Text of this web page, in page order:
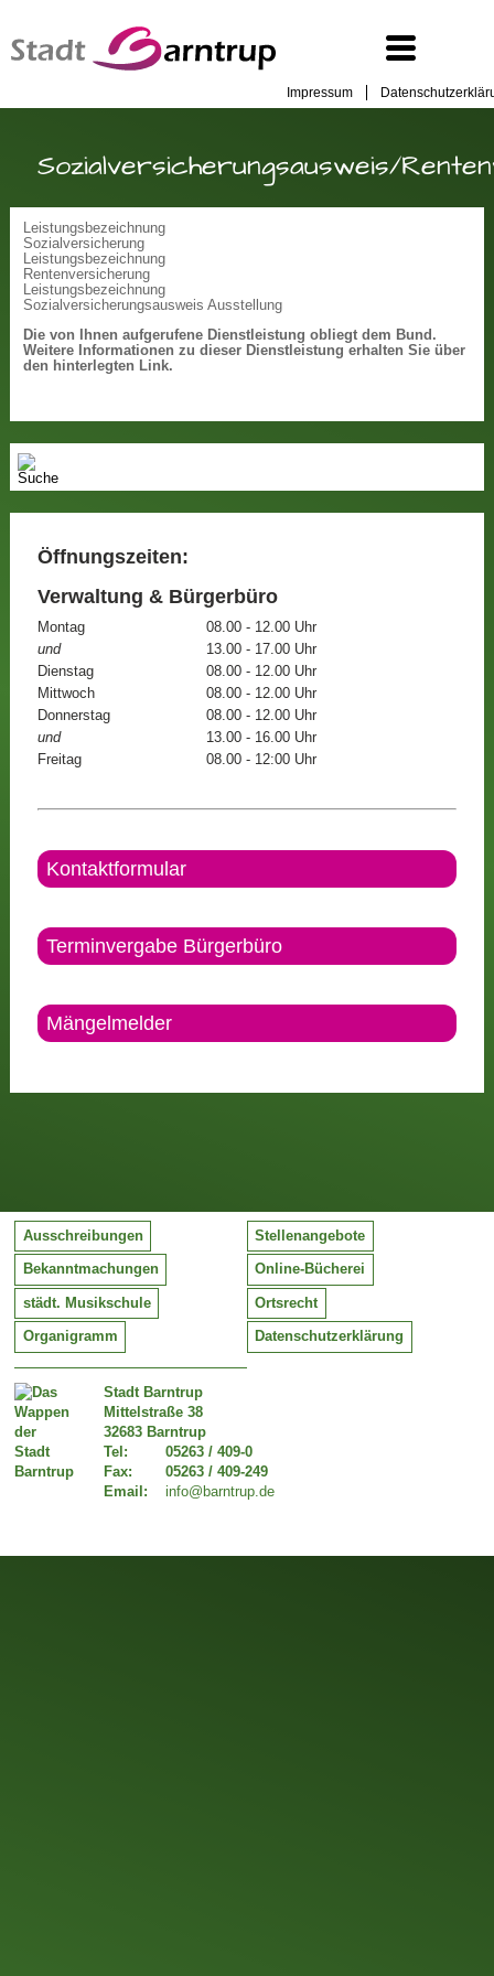
Impressum
Sozialversicherungsausweis/
Leistungsbezeichnung
Sozialversicherung
Leistungsbezeichnung
Rentenversicherung
Leistungsbezeichnung
Sozialversicherungsausweis Ausstellung
Die von Ihnen aufgerufene Dienstleistung obliegt dem Bund.
Weitere Informationen zu dieser Dienstleistung erhalten Sie über
den hinterlegten Link.
Öffnungszeiten:
Verwaltung & Bürgerbüro
Montag
08.00 - 12.00 Uhr
und
13.00 - 17.00 Uhr
Dienstag
08.00 - 12.00 Uhr
Mittwoch
08.00 - 12.00 Uhr
Donnerstag
08.00 - 12.00 Uhr
und
13.00 - 16.00 Uhr
Freitag
08.00 - 12:00 Uhr
Kontaktformular
Terminvergabe Bürgerbüro
Mängelmelder
Stadt Barntrup
Mittelstraße 38
32683 Barntrup
Tel:
Fax:
Email:
05263 / 409-0
05263 / 409-249
info@barntrup.de
Ausschreibungen Stellenangebote
Bekanntmachungen Online-Bücherei
städt. Musikschule Ortsrecht
Organigramm Datenschutzerklärung